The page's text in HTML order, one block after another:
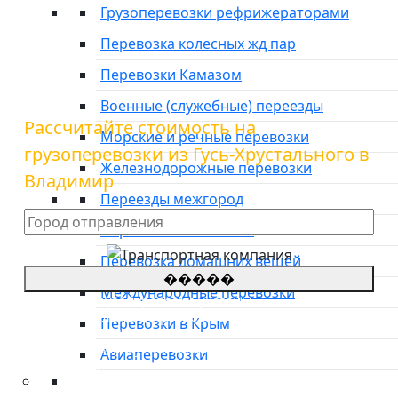
Грузоперевозки рефрижераторами
Перевозка колесных жд пар
Перевозки Камазом
Военные (служебные) переезды
Морские и речные перевозки
Железнодорожные перевозки
Переезды межгород
Перевозка автовозом
Перевозка домашних вещей
Международные перевозки
Перевозки в Крым
Авиаперевозки
Грузоперевозки из Гусь-
Хрустального в Владимир
Рассчитайте стоимость на
грузоперевозки из Гусь-Хрустального в
Владимир
�����
*Цены на грузоперевозки указаны
приблизительные, просьба оставить заявку для
уточнения стоимости.
**оставляя заявку, Вы соглашаетесь с
конфиденциальности сайта